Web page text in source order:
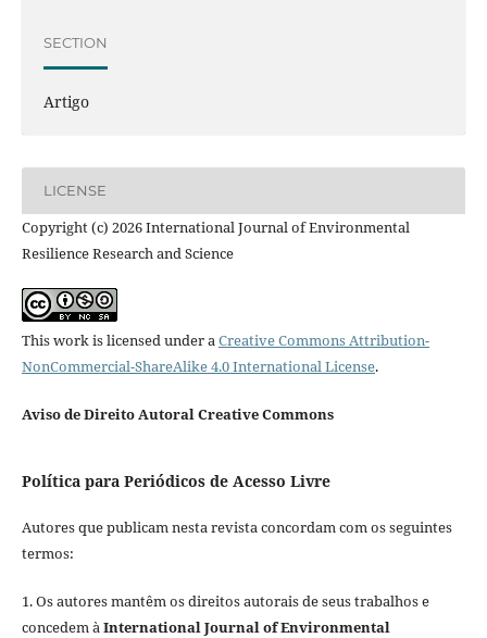
SECTION
Artigo
LICENSE
Copyright (c) 2026 International Journal of Environmental
Resilience Research and Science
This work is licensed under aCreative Commons Attribution-
NonCommercial-ShareAlike 4.0 International License.
Aviso de Direito Autoral Creative Commons
Política para Periódicos de Acesso Livre
Autores que publicam nesta revista concordam com os seguintes
termos:
1. Os autores mantêm os direitos autorais de seus trabalhos e
concedem àInternational Journal of Environmental